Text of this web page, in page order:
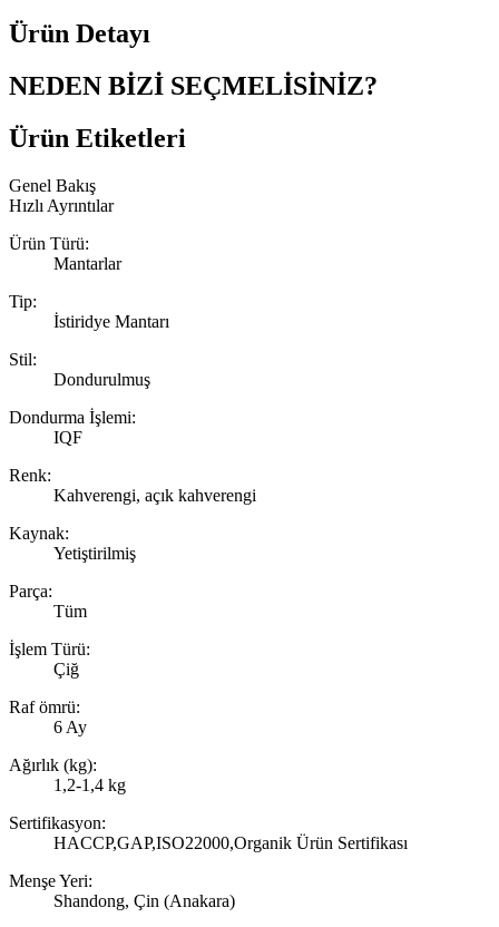
Ürün Detayı
NEDEN BİZİ SEÇMELİSİNİZ?
Ürün Etiketleri
Genel Bakış
Hızlı Ayrıntılar
Ürün Türü:
Mantarlar
Tip:
İstiridye Mantarı
Stil:
Dondurulmuş
Dondurma İşlemi:
IQF
Renk:
Kahverengi, açık kahverengi
Kaynak:
Yetiştirilmiş
Parça:
Tüm
İşlem Türü:
Çiğ
Raf ömrü:
6 Ay
Ağırlık (kg):
1,2-1,4 kg
Sertifikasyon:
HACCP,GAP,ISO22000,Organik Ürün Sertifikası
Menşe Yeri:
Shandong, Çin (Anakara)